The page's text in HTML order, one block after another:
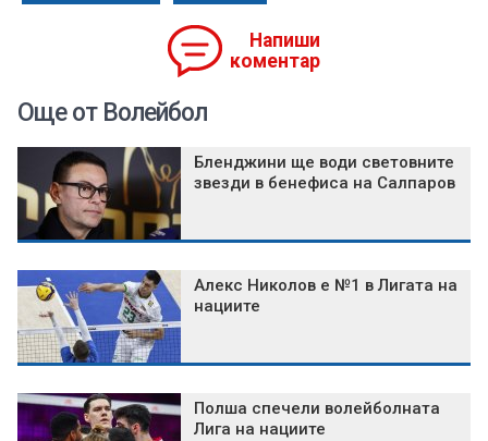
Напиши
коментар
Още от Волейбол
Бленджини ще води световните
звезди в бенефиса на Салпаров
Алекс Николов е №1 в Лигата на
нациите
Полша спечели волейболната
Лига на нациите